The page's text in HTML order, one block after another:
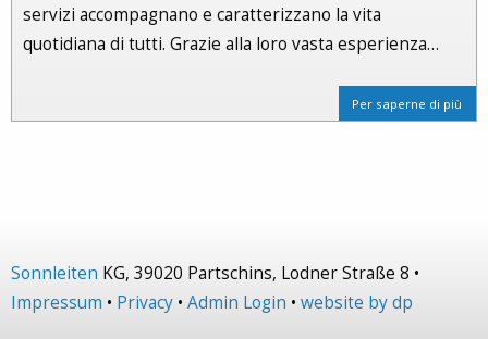
servizi accompagnano e caratterizzano la vita
quotidiana di tutti. Grazie alla loro vasta esperienza…
Per saperne di più
Sonnleiten KG, 39020 Partschins, Lodner Straße 8 •
Impressum • Privacy • Admin Login • website by dp